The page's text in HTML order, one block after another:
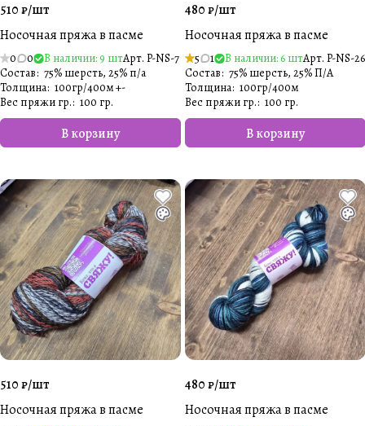
510 ₽/шт
Носочная пряжа в пасме
0 0 В наличии: 9 штАрт. P-NS-7
В корзину
Состав: 75% шерсть, 25% п/а
Толщина: 100гр/400м +-
Вес пряжи гр.: 100 гр.
480 ₽/шт
Носочная пряжа в пасме
5 1 В наличии: 6 штАрт. P-NS-26
В корзину
Состав: 75% шерсть, 25% П/А
Толщина: 100гр/400м
Вес пряжи гр.: 100 гр.
510 ₽/шт
Носочная пряжа в пасме
480 ₽/шт
Носочная пряжа в пасме